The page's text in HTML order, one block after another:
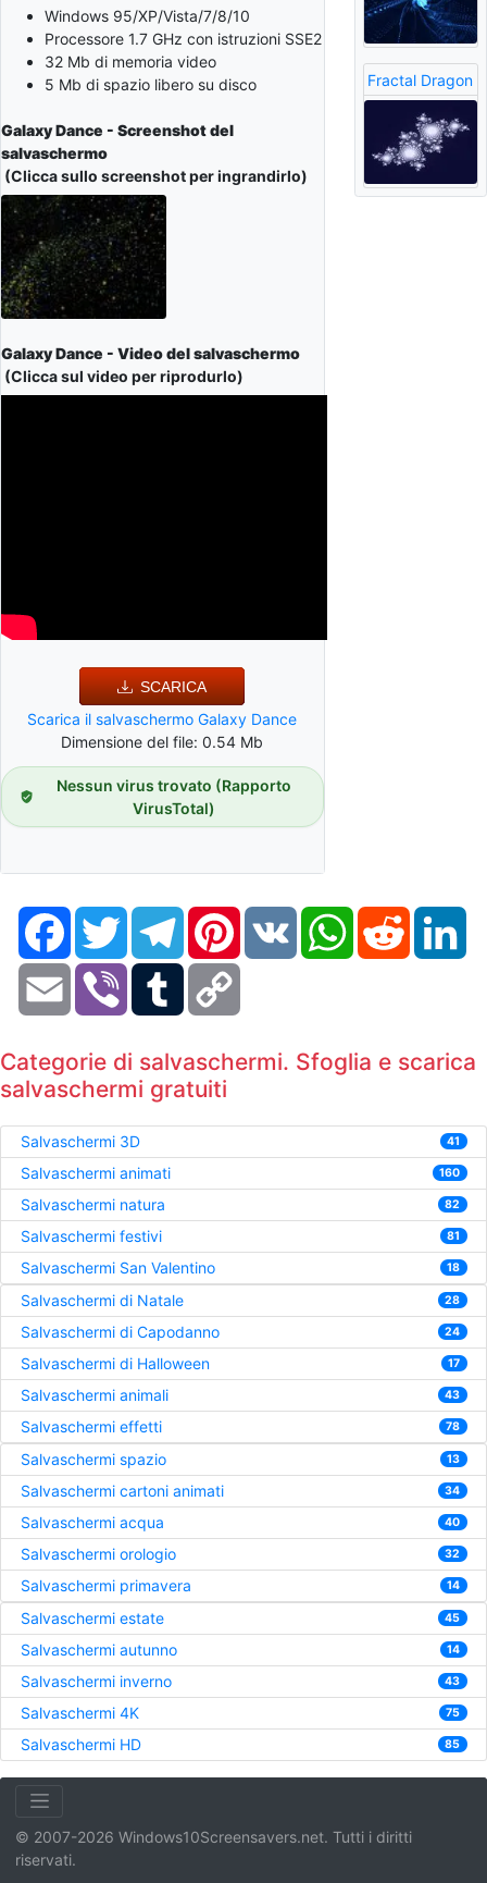
Windows 95/XP/Vista/7/8/10
Processore 1.7 GHz con istruzioni SSE2
32 Mb di memoria video
5 Mb di spazio libero su disco
Galaxy Dance - Screenshot del
salvaschermo
(Clicca sullo screenshot per ingrandirlo)
Galaxy Dance - Video del salvaschermo
(Clicca sul video per riprodurlo)
SCARICA
Scarica il salvaschermo Galaxy Dance
Dimensione del file: 0.54 Mb
Nessun virus trovato (Rapporto
VirusTotal)
Fractal Dragon
FacebookTwitter TelegramPinterestVK WhatsAppReddit
Email Viber Tumblr
Categorie di salvaschermi. Sfoglia e scarica
salvaschermi gratuiti
Salvaschermi 3D 41
Salvaschermi animati 160
Salvaschermi natura 82
Salvaschermi festivi 81
Salvaschermi San Valentino 18
Salvaschermi di Natale 28
Salvaschermi di Capodanno 24
Salvaschermi di Halloween 17
Salvaschermi animali 43
Salvaschermi effetti 78
Salvaschermi spazio 13
Salvaschermi cartoni animati 34
Salvaschermi acqua 40
Salvaschermi orologio 32
Salvaschermi primavera 14
Salvaschermi estate 45
Salvaschermi autunno 14
Salvaschermi inverno 43
Salvaschermi 4K 75
Salvaschermi HD 85
© 2007-2026 Windows10Screensavers.net. Tutti i diritti
riservati.